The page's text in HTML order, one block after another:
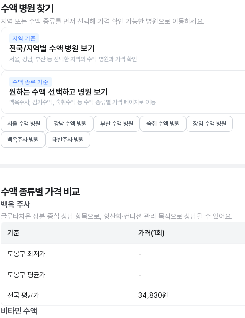
수액 병원 찾기
지역 또는 수액 종류를 먼저 선택해 가격 확인 가능한 병원으로 이동하세요.
지역 기준
전국/지역별 수액 병원 보기
서울, 강남, 부산 등 선택한 지역의 수액 병원과 가격 확인
수액 종류 기준
원하는 수액 선택하고 병원 보기
백옥주사, 감기수액, 숙취수액 등 수액 종류별 가격 페이지로 이동
서울 수액 병원 강남 수액 병원 부산 수액 병원 숙취 수액 병원 장염 수액 병원
백옥주사 병원 태반주사 병원
수액 종류별 가격 비교
백옥 주사
글루타치온 성분 중심 상담 항목으로, 항산화·컨디션 관리 목적으로 상담될 수 있어요.
기준 가격(1회)
도봉구 최저가 -
도봉구 평균가 -
전국 평균가 34,830원
비타민 수액